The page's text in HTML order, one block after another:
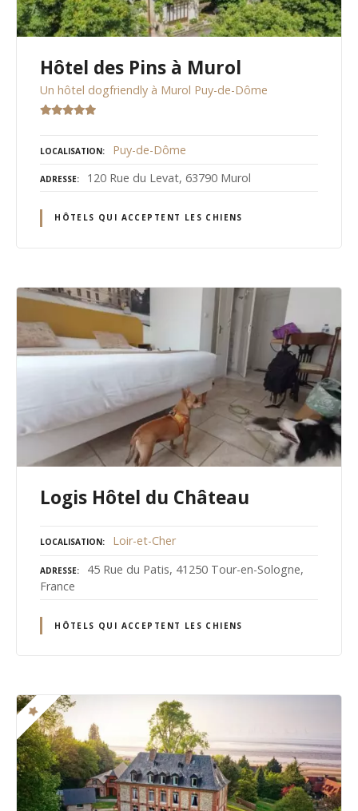
Hôtel des Pins à Murol
Un hôtel dogfriendly à Murol Puy-de-Dôme
LOCALISATION Puy-de-Dôme
ADRESSE 120 Rue du Levat, 63790 Murol
HÔTELS QUI ACCEPTENT LES CHIENS
Logis Hôtel du Château
LOCALISATION Loir-et-Cher
ADRESSE
45 Rue du Patis, 41250 Tour-en-Sologne,
France
HÔTELS QUI ACCEPTENT LES CHIENS